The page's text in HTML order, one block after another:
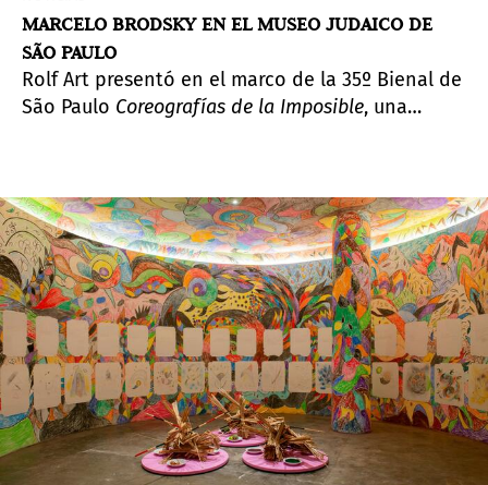
MARCELO BRODSKY EN EL MUSEO JUDAICO DE
SÃO PAULO
Rolf Art presentó en el marco de la 35º Bienal de
São Paulo Coreografías de la Imposible, una